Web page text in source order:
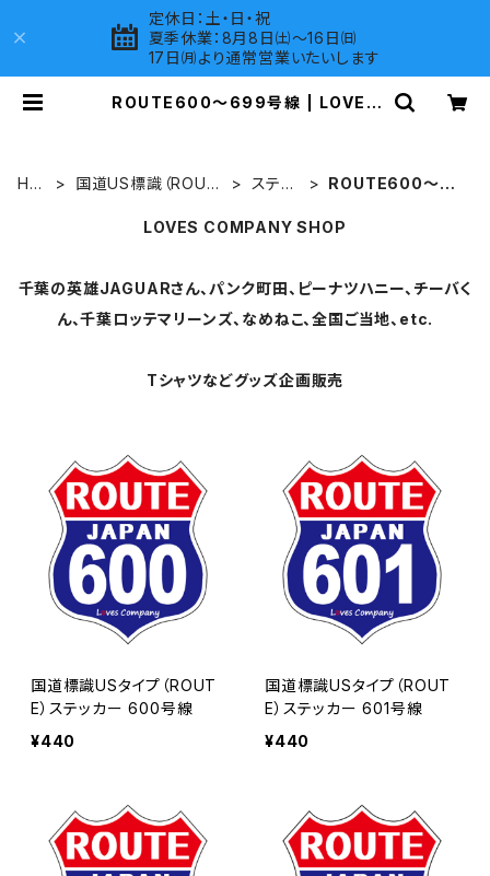
定休日：土・日・祝
夏季休業：8月8日㈯～16日㈰
17日㈪より通常営業いたいします
ROUTE600～699号線 | LOVES
HO
国道US標識（ROUT
ステッ
ROUTE600～69
LOVES COMPANY SHOP
千葉の英雄JAGUARさん、パンク町田、ピーナツハニー、チーバく
ん、千葉ロッテマリーンズ、なめねこ、全国ご当地、etc.
Tシャツなどグッズ企画販売
国道標識USタイプ（ROUT
E）ステッカー 600号線
¥440
国道標識USタイプ（ROUT
E）ステッカー 601号線
¥440